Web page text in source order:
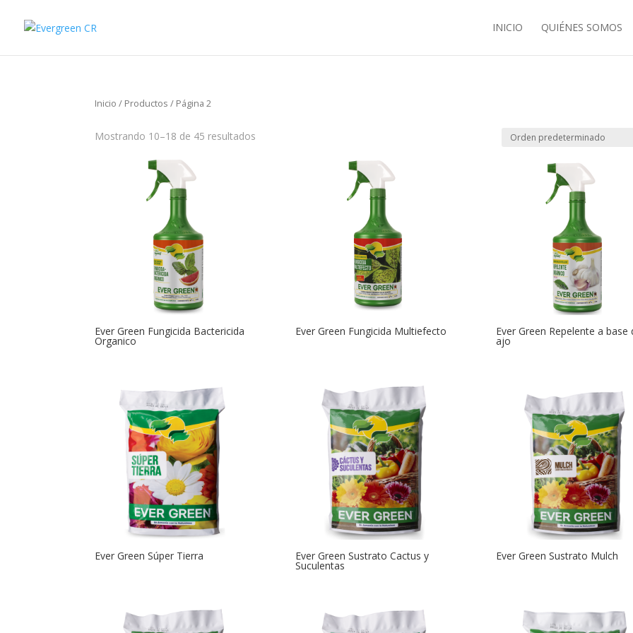
INICIO QUIÉNES SOMOS
Inicio / Productos / Página 2
Mostrando 10–18 de 45 resultados
Ever Green Fungicida Bactericida
Organico
Ever Green Fungicida Multiefecto Ever Green Repelente a base
ajo
Ever Green Súper Tierra Ever Green Sustrato Cactus y
Suculentas
Ever Green Sustrato Mulch